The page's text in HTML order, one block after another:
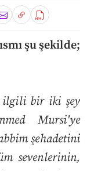
şu şekilde;
ilgili bir iki şey
Mursi'ye
şehadetini
sevenlerinin,